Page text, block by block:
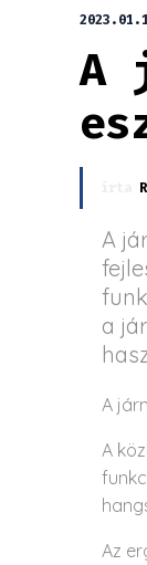
A
A
a
A
A
Az